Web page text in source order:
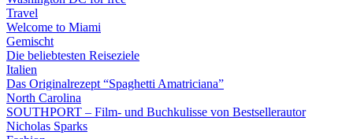
Travel
Welcome to Miami
Gemischt
Die beliebtesten Reiseziele
Italien
Das Originalrezept “Spaghetti Amatriciana”
North Carolina
SOUTHPORT – Film- und Buchkulisse von Bestsellerautor
Nicholas Sparks